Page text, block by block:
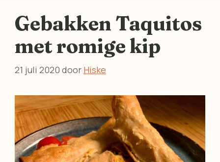
Gebakken Taquitos
met romige kip
21 juli 2020 door Hiske